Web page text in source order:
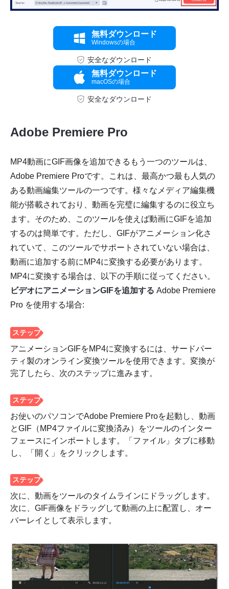
無料ダウンロード
Windowsの場合
安全なダウンロード
無料ダウンロード
macOSの場合
安全なダウンロード
Adobe Premiere Pro
MP4動画にGIF画像を追加できるもう一つのツールは、
Adobe Premiere Proです。これは、最高かつ最も人気の
ある動画編集ツールの一つです。様々なメディア編集機
能が搭載されており、動画を完璧に編集するのに役立ち
ます。そのため、このツールを使えば動画にGIFを追加
するのは簡単です。ただし、GIFがアニメーション化さ
れていて、このツールでサポートされていない場合は、
動画に追加する前にMP4に変換する必要があります。
MP4に変換する場合は、以下の手順に従ってください。
ビデオにアニメーションGIFを追加する Adobe Premiere
Pro を使用する場合:
アニメーションGIFをMP4に変換するには、サードパー
ティ製のオンライン変換ツールを使用できます。変換が
完了したら、次のステップに進みます。
お使いのパソコンでAdobe Premiere Proを起動し、動画
とGIF（MP4ファイルに変換済み）をツールのインター
フェースにインポートします。「ファイル」タブに移動
し、「開く」をクリックします。
次に、動画をツールのタイムラインにドラッグします。
次に、GIF画像をドラッグして動画の上に配置し、オー
バーレイとして表示します。